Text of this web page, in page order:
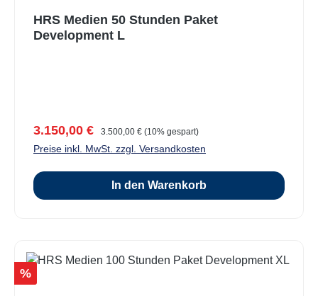
HRS Medien 50 Stunden Paket
Development L
Verkaufspreis:
3.150,00 € Regulärer Preis:
3.500,00 € (10% gespart)
Preise inkl. MwSt. zzgl. Versandkosten
In den Warenkorb
Rabatt
%